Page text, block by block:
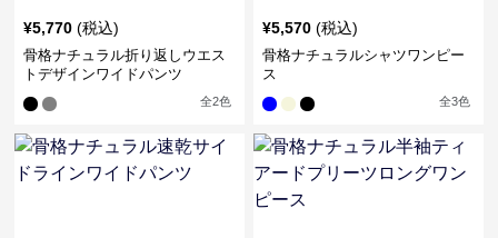
¥5,770 (税込)
骨格ナチュラル折り返しウエス
トデザインワイドパンツ
全2色
¥5,570 (税込)
骨格ナチュラルシャツワンピー
ス
全3色